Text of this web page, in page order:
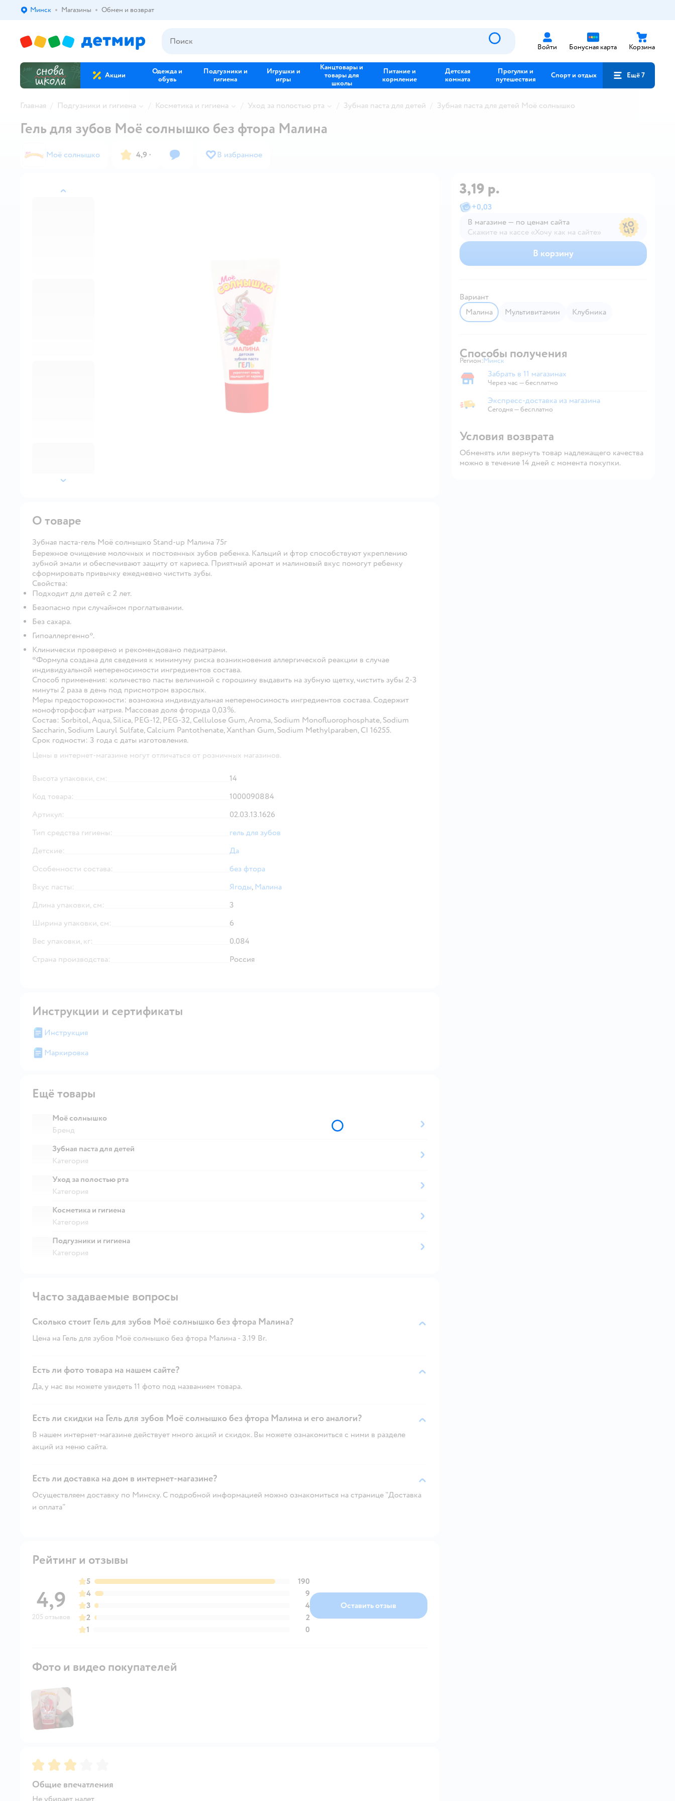
Выбор адреса доставки.
Минск Магазины Обмен и возврат
Войти Бонусная карта Корзина
Акции
Одежда и
обувь
Подгузники и
гигиена
Игрушки и
игры
Канцтовары и
товары для
школы
Питание и
кормление
Детская
комната
Прогулки и
путешествия
Спорт и отдых Ещё 7
Главная Подгузники и гигиена Косметика и гигиена Уход за полостью рта Зубная паста для детей Зубная паста для детей Моё солнышко
назад
далее
Гель для зубов Моё солнышко без фтора Малина
Моё солнышко 4,9 · В избранное
3,19 р.
+0,03
В магазине — по ценам сайта
Скажите на кассе «Хочу как на сайте»
В магазине — по ценам сайта
В корзину
Вариант
малина
мультивитамин клубника
Способы получения
Регион: Выбор адреса доставки.
Минск
Забрать в магазине
Забрать в 11 магазинах
Через час — бесплатно
Экспресс-доставка из магазина
Экспресс-доставка из магазина
Сегодня—бесплатно
Условия возврата
Обменять или вернуть товар надлежащего качества
можно в течение 14 дней с момента покупки.
О товаре
Зубная паста-гель Моё солнышко Stand-up Малина 75г
Бережное очищение молочных и постоянных зубов ребенка. Кальций и фтор способствуют укреплению
зубной эмали и обеспечивают защиту от кариеса. Приятный аромат и малиновый вкус помогут ребенку
сформировать привычку ежедневно чистить зубы.
Свойства:
Подходит для детей с 2 лет.
Безопасно при случайном проглатывании.
Без сахара.
Гипоаллергенно*.
Клинически проверено и рекомендовано педиатрами.
*Формула создана для сведения к минимуму риска возникновения аллергической реакции в случае
индивидуальной непереносимости ингредиентов состава.
Способ применения: количество пасты величиной с горошину выдавить на зубную щетку, чистить зубы 2-3
минуты 2 раза в день под присмотром взрослых.
Меры предосторожности: возможна индивидуальная непереносимость ингредиентов состава. Содержит
монофторфосфат натрия. Массовая доля фторида 0,03%.
Состав: Sorbitol, Aqua, Silica, PEG-12, PEG-32, Сellulose Gum, Aroma, Sodium Monofluorophosphate, Sodium
Saccharin, Sodium Lauryl Sulfate, Calcium Pantothenate, Xanthan Gum, Sodium Methylparaben, CI 16255.
Срок годности: 3 года с даты изготовления.
Цены в интернет-магазине могут отличаться от розничных магазинов.
Высота упаковки, см:
14
Код товара:
1000090884
Артикул:
02.03.13.1626
Тип средства гигиены:
гель для зубов
Детские:
Да
Особенности состава:
без фтора
Вкус пасты:
Ягоды, Малина
Длина упаковки, см:
3
Ширина упаковки, см:
6
Вес упаковки, кг:
0.084
Страна производства:
Россия
Инструкции и сертификаты
Инструкция
Маркировка
Ещё товары
Моё солнышко
Бренд
Зубная паста для детей
Категория
Уход за полостью рта
Категория
Косметика и гигиена
Категория
Подгузники и гигиена
Категория
Часто задаваемые вопросы
Сколько стоит Гель для зубов Моё солнышко без фтора Малина?
Цена на Гель для зубов Моё солнышко без фтора Малина - 3.19 Br.
Есть ли фото товара на нашем сайте?
Да, у нас вы можете увидеть 11 фото под названием товара.
Есть ли скидки на Гель для зубов Моё солнышко без фтора Малина и его аналоги?
В нашем интернет-магазине действует много акций и скидок. Вы можете ознакомиться с ними в разделе
акций из меню сайта.
Есть ли доставка на дом в интернет-магазине?
Осуществляем доставку по Минску. С подробной информацией можно ознакомиться на странице "Доставка
и оплата"
Рейтинг и отзывы
4,9
205 отзывов
5
190
4
9
3
4
2
2
1
0
Оставить отзыв
Фото и видео покупателей
Рейтинг:3
Общие впечатления
Не убирает налет